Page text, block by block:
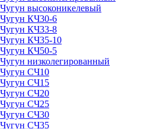
Чугун высоконикелевый
Чугун КЧ30-6
Чугун КЧ33-8
Чугун КЧ35-10
Чугун КЧ50-5
Чугун низколегированный
Чугун СЧ10
Чугун СЧ15
Чугун СЧ20
Чугун СЧ25
Чугун СЧ30
Чугун СЧ35